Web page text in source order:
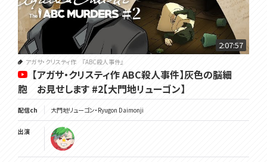
2:07:57
アガサ・クリスティ作 『ABC殺人事件』
【アガサ・クリスティ作 ABC殺人事件】灰色の脳細
胞 お見せします #2【大門地リューゴン】
配信ch 大門地リューゴン・Ryugon Daimonji
出演